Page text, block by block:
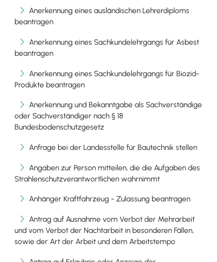
Anerkennung eines ausländischen Lehrerdiploms
beantragen
Anerkennung eines Sachkundelehrgangs für Asbest
beantragen
Anerkennung eines Sachkundelehrgangs für Biozid-
Produkte beantragen
Anerkennung und Bekanntgabe als Sachverständige
oder Sachverständiger nach § 18
Bundesbodenschutzgesetz
Anfrage bei der Landesstelle für Bautechnik stellen
Angaben zur Person mitteilen, die die Aufgaben des
Strahlenschutzverantwortlichen wahrnimmt
Anhänger Kraftfahrzeug - Zulassung beantragen
Antrag auf Ausnahme vom Verbot der Mehrarbeit
und vom Verbot der Nachtarbeit in besonderen Fällen,
sowie der Art der Arbeit und dem Arbeitstempo